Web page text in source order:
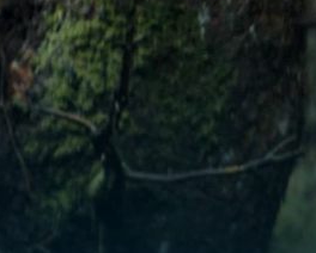
Dorf explizit hervor,
der Figuren wie ein
Fabel in aller Seelenruhe.